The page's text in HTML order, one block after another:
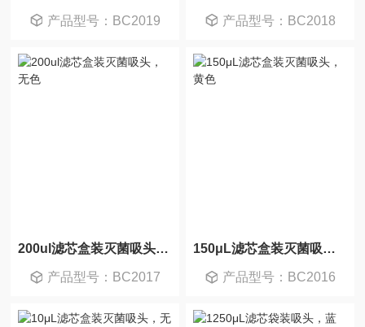
产品型号：BC2019 产品型号：BC2018
200ul滤芯盒装灭菌吸头，无色
产品型号：BC2017
150μL滤芯盒装灭菌吸头，黄色
产品型号：BC2016